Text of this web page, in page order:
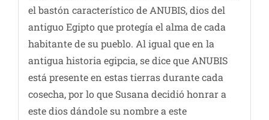
el bastón característico de ANUBIS, dios del
antiguo Egipto que protegía el alma de cada
habitante de su pueblo. Al igual que en la
antigua historia egipcia, se dice que ANUBIS
está presente en estas tierras durante cada
cosecha, por lo que Susana decidió honrar a
este dios dándole su nombre a este